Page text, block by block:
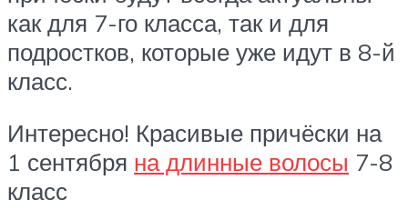
как для 7-го класса, так и для
подростков, которые уже идут в 8-й
класс.
Интересно! Красивые причёски на
1 сентября на длинные волосы 7-8
класс